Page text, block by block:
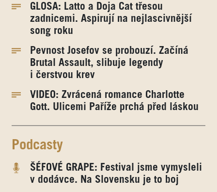
GLOSA: Latto a Doja Cat třesou
zadnicemi. Aspirují na nejlascivnější
song roku
Pevnost Josefov se probouzí. Začíná
Brutal Assault, slibuje legendy
i čerstvou krev
VIDEO: Zvrácená romance Charlotte
Gott. Ulicemi Paříže prchá před láskou
Podcasty
ŠÉFOVÉ GRAPE: Festival jsme vymysleli
v dodávce. Na Slovensku je to boj